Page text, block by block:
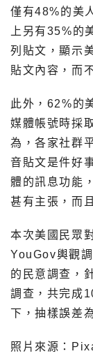
僅有48%的美
上另有35%的
列貼文，顯示
貼文內容，而
此外，62%的
媒體帳號時採
為，各家社群
音貼文是件好
體的訊息功能
甚有主張，而
本次美國民眾
YouGov輿觀
的民意調查，
調查，共完成
下，抽樣誤差
照片來源：